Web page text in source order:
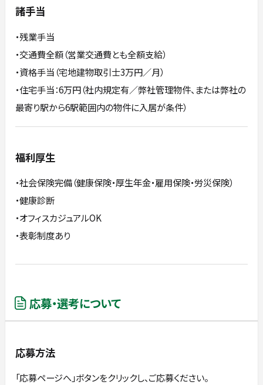
諸手当
・残業手当
・交通費全額（営業交通費とも全額支給）
・資格手当（宅地建物取引士3万円／月）
・住宅手当：6万円（社内規定有／弊社管理物件、または弊社の
最寄り駅から6駅範囲内の物件に入居が条件）
福利厚生
・社会保険完備（健康保険・厚生年金・雇用保険・労災保険）
・健康診断
・オフィスカジュアルOK
・表彰制度あり
応募・選考について
応募方法
「応募ページへ」ボタンをクリックし、ご応募ください。